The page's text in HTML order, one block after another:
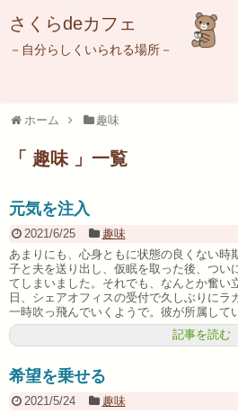
さくらdeカフェ
－自分らしくいられる場所－
ホーム 趣味
「 趣味 」一覧
元気を注入
2021/6/25
趣味
あまりにも、心身ともに状態の良くない時
子と夫を送り出し、仮眠を取った後、つい
てしまいました。それでも、なんとか奮い
日、シェアオフィスの受付で久しぶりにラ
一時吹っ飛んでいくようで。彼が所属して
記事を読む
希望を乗せる
2021/5/24
趣味